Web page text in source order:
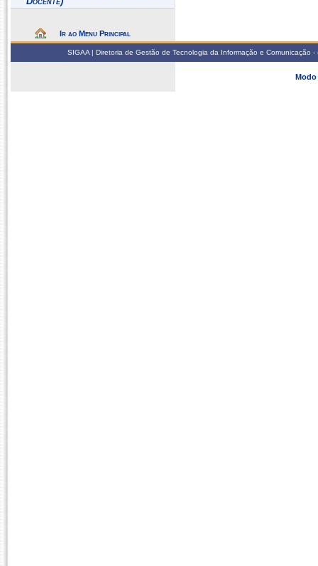
Ir ao Menu Principal
SIGAA | Diretoria de Gestão de Tecnologia da Informação e
Modo